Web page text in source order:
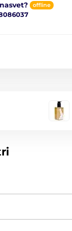
offline